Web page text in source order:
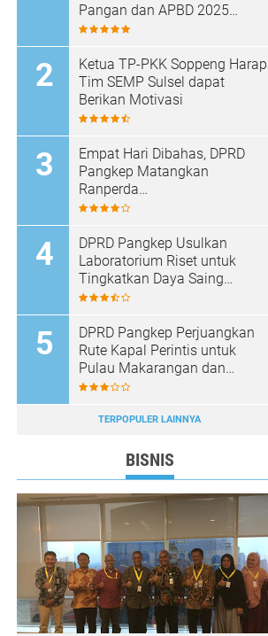
Pangan dan APBD 2025
Disetujui dengan Sejumlah
Ketua TP-PKK Soppeng Harap
Tim SEMP Sulsel dapat
Berikan Motivasi
Empat Hari Dibahas, DPRD
Pangkep Matangkan
Ranperda
Pertanggungjawaban APBD
DPRD Pangkep Usulkan
Laboratorium Riset untuk
Tingkatkan Daya Saing
Produk Unggulan
DPRD Pangkep Perjuangkan
Rute Kapal Perintis untuk
Pulau Makarangan dan
Langkoteang
TERPOPULER LAINNYA
BISNIS